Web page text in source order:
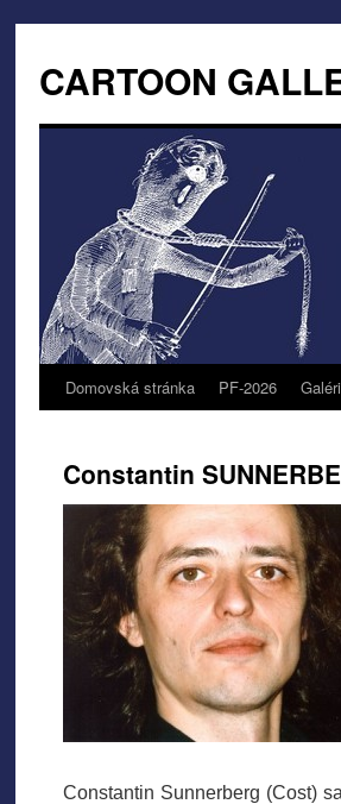
CARTOON
Domovská stránka PF-2026
Constantin
Constantin Sunnerberg (Cost)